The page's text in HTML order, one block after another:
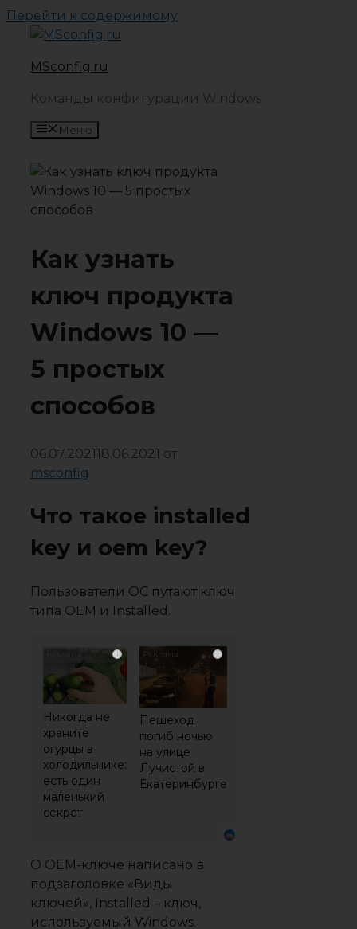
Перейти к содержимому
MSconfig.ru
Команды конфигурации Windows
Меню
Как узнать
ключ продукта
Windows 10 —
5 простых
способов
06.07.202118.06.2021 от
msconfig
Что такое installed
key и oem key?
Пользователи ОС путают ключ
типа OEM и Installed.
i
Никогда не
храните
огурцы в
холодильнике:
есть один
маленький
секрет
i
Пешеход
погиб ночью
на улице
Лучистой в
Екатеринбурге
О OEM-ключе написано в
подзаголовке «Виды
ключей», Installed – ключ,
используемый Windows.